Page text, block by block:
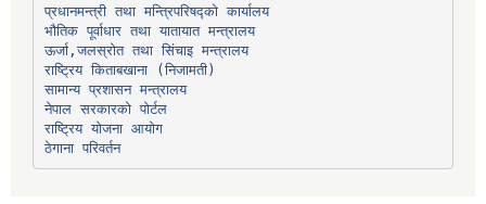
प्रधानमन्त्री तथा मन्त्रिपरिषद्को कार्यालय
भौतिक पूर्वाधार तथा यातायात मन्त्रालय
ऊर्जा,जलस्रोत तथा सिंचाइ मन्त्रालय
सामान्य प्रशासन मन्त्रालय
नेपाल सरकारको पोर्टल
राष्ट्रिय योजना आयोग
ठेगाना परिवर्तन